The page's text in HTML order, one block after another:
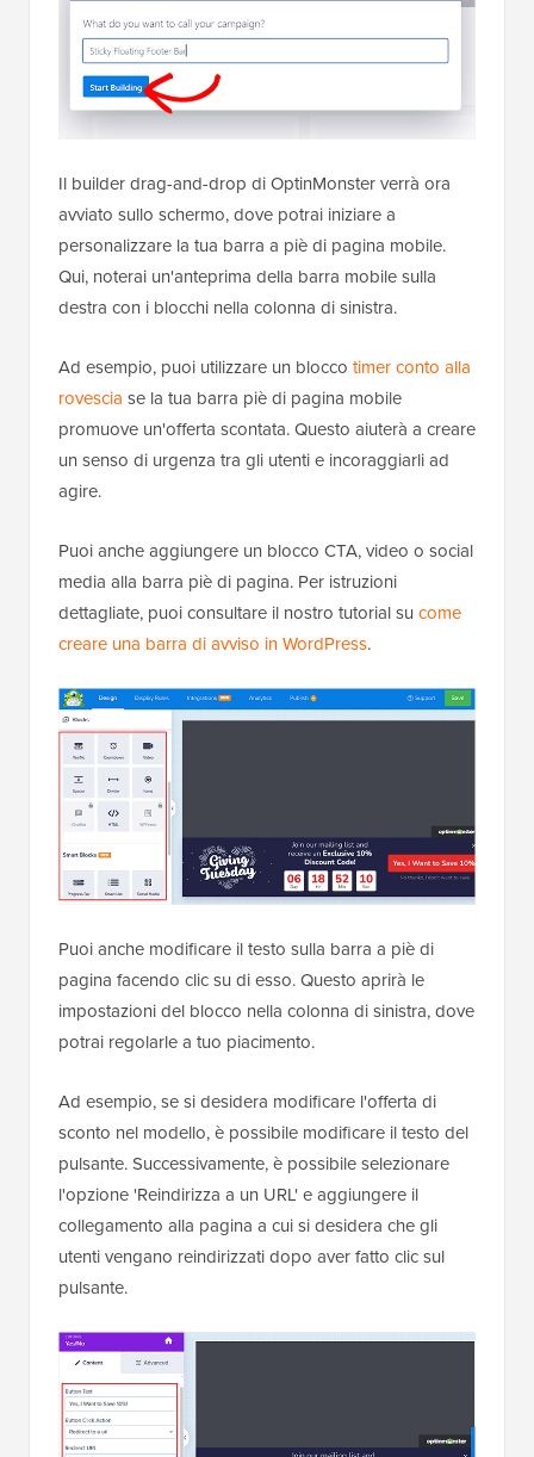
Il builder drag-and-drop di OptinMonster verrà ora
avviato sullo schermo, dove potrai iniziare a
personalizzare la tua barra a piè di pagina mobile.
Qui, noterai un'anteprima della barra mobile sulla
destra con i blocchi nella colonna di sinistra.
Ad esempio, puoi utilizzare un blocco timer conto alla
rovescia se la tua barra piè di pagina mobile
promuove un'offerta scontata. Questo aiuterà a creare
un senso di urgenza tra gli utenti e incoraggiarli ad
agire.
Puoi anche aggiungere un blocco CTA, video o social
media alla barra piè di pagina. Per istruzioni
dettagliate, puoi consultare il nostro tutorial su come
creare una barra di avviso in WordPress.
Puoi anche modificare il testo sulla barra a piè di
pagina facendo clic su di esso. Questo aprirà le
impostazioni del blocco nella colonna di sinistra, dove
potrai regolarle a tuo piacimento.
Ad esempio, se si desidera modificare l'offerta di
sconto nel modello, è possibile modificare il testo del
pulsante. Successivamente, è possibile selezionare
l'opzione 'Reindirizza a un URL' e aggiungere il
collegamento alla pagina a cui si desidera che gli
utenti vengano reindirizzati dopo aver fatto clic sul
pulsante.